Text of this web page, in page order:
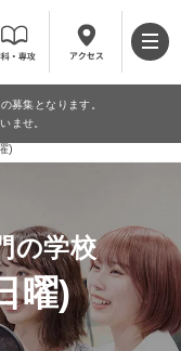
募集となります。
ませ。
)
の学校
曜)